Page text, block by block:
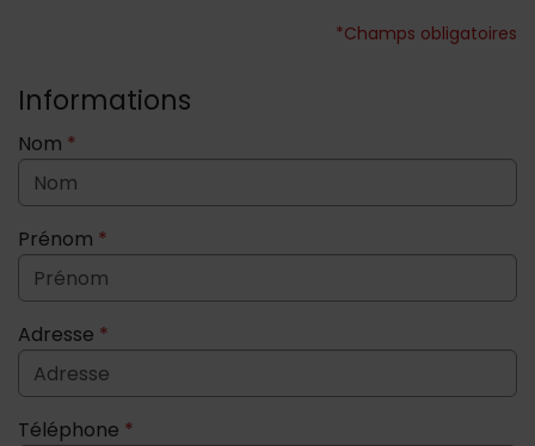
*Champs obligatoires
Informations
Nom *
Prénom *
Adresse *
Téléphone *